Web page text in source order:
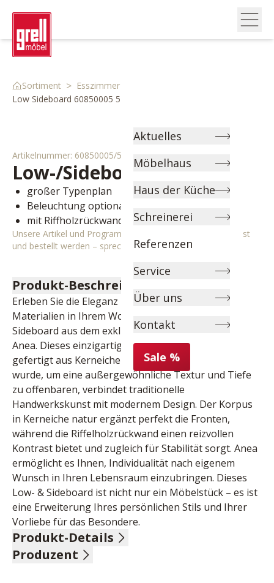
Aktuelles
Möbelhaus
Haus der Küche
Schreinerei
Referenzen
Service
Über uns
Kontakt
Sale %
Sortiment > Esszimmer
Low Sideboard 60850005 5
Artikelnummer: 60850005/5
Low-/SideboardAnea
großer Typenplan
Beleuchtung optional
mit Riffholzrückwand
Unsere Artikel und Programme können individuell angepasst
und bestellt werden – sprechen Sie uns gerne an!
Produkt-Beschreibung
Erleben Sie die Eleganz und Wärme natürlicher
Materialien in Ihrem Wohnraum mit dem Low- &
Sideboard aus dem exklusiven Wohnraum-System
Anea. Dieses einzigartige Möbelstück, sorgfältig
gefertigt aus Kerneiche Natur, die sandgestrahlt
wurde, um eine außergewöhnliche Textur und Tiefe
zu offenbaren, verbindet traditionelle
Handwerkskunst mit modernem Design. Der Korpus
in Kerneiche natur ergänzt perfekt die Fronten,
während die Riffelholzrückwand einen reizvollen
Kontrast bietet und zugleich für Stabilität sorgt. Anea
ermöglicht es Ihnen, Individualität nach eigenem
Wunsch in Ihren Lebensraum einzubringen. Dieses
Low- & Sideboard ist nicht nur ein Möbelstück – es ist
eine Erweiterung Ihres persönlichen Stils und Ihrer
Vorliebe für das Besondere.
Produkt-Details
Front Kerneiche Natur sandgestrahlt, Korpus
Produzent